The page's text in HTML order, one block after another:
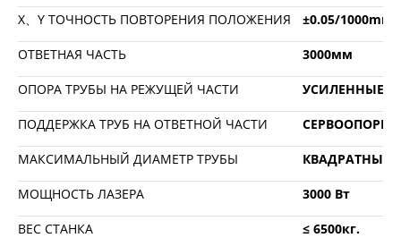
X、Y ТОЧНОСТЬ ПОВТОРЕНИЯ ПОЛОЖЕНИЯ ±0.05/1000mm
ОТВЕТНАЯ ЧАСТЬ 3000мм
ОПОРА ТРУБЫ НА РЕЖУЩЕЙ ЧАСТИ УСИЛЕННЫЕ
ПОДДЕРЖКА ТРУБ НА ОТВЕТНОЙ ЧАСТИ СЕРВООПОРЫ
МАКСИМАЛЬНЫЙ ДИАМЕТР ТРУБЫ КВАДРАТНЫЕ
МОЩНОСТЬ ЛАЗЕРА 3000 Вт
ВЕС СТАНКА ≤ 6500кг.